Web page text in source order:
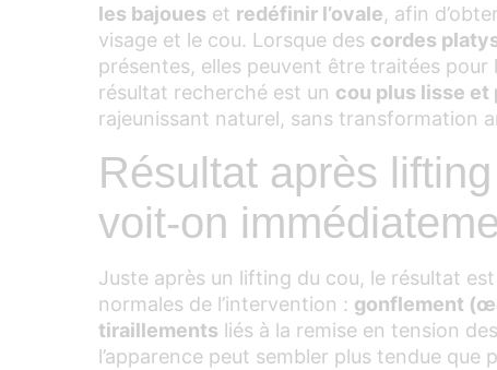
les bajoues et redéfinir l’ovale, afin
visage et le cou. Lorsque des cordes
présentes, elles peuvent être traitées
résultat recherché est un cou plus lisse et
rajeunissant naturel, sans transformation
Résultat après
voit‑on
Juste après un lifting du cou, le résultat
normales de l’intervention : gonflement
tiraillements liés à la remise en tension
l’apparence peut sembler plus tendue que